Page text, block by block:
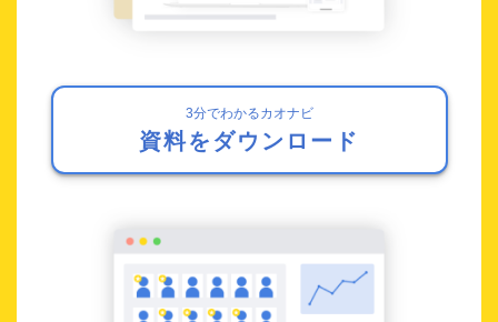
3分でわかるカオナビ
資料をダウンロード